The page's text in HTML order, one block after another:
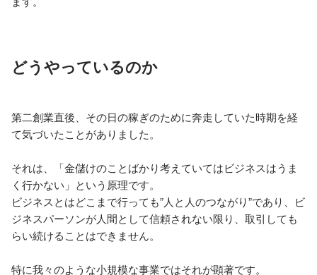
どうやっているのか
第二創業直後、その日の稼ぎのために奔走していた時期を経
て気づいたことがありました。
それは、「金儲けのことばかり考えていてはビジネスはうま
く行かない」という原理です。
ビジネスとはどこまで行っても”人と人のつながり”であり、ビ
ジネスパーソンが人間として信頼されない限り、取引しても
らい続けることはできません。
特に我々のような小規模な事業ではそれが顕著です。